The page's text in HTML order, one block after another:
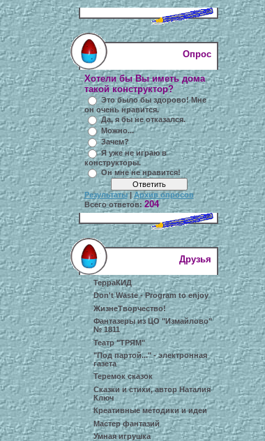
Опрос
Хотели бы Вы иметь дома
такой конструктор?
Это было бы здорово! Мне
он очень нравится.
Да, я бы не отказался.
Можно...
Зачем?
Я уже не играю в
конструкторы.
Он мне не нравится!
Результаты|Архив опросов
Всего ответов: 204
Друзья
ТерраКИД
Don't Waste - Program to enjoy
ЖизнеТворчество!
Фантазеры из ЦО "Измайлово"
№ 1811
Театр "ТРЯМ"
"Под партой..." - электронная
газета
Теремок сказок
Сказки и стихи, автор Наталия
Ключ
Креативные методики и идеи
Мастер фантазий
Умная игрушка